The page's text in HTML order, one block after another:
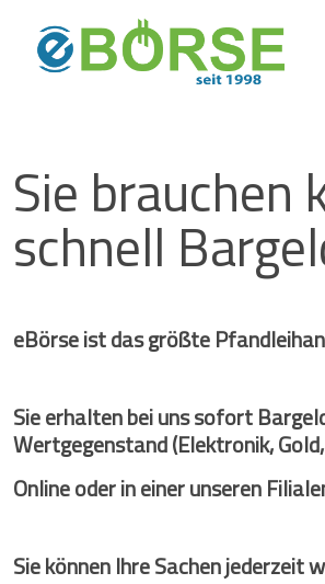
Sie brauchen
schnell
eBörse ist das größte
Sie erhalten bei uns sofort
Wertgegenstand (Elektronik,
Online oder in einer unseren
Sie können Ihre Sachen jederzeit